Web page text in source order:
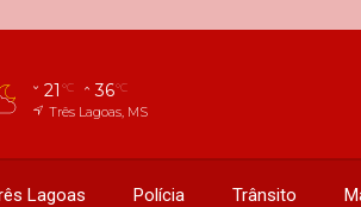
21 °C 36°C
Três Lagoas, MS
Lagoas Polícia Trânsito